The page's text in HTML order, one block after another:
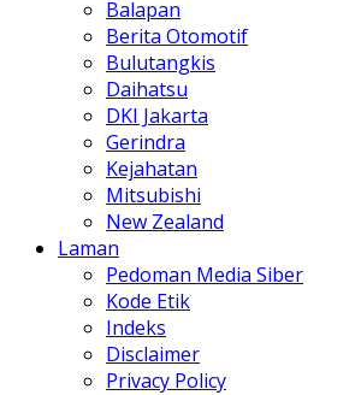
Balapan
Berita Otomotif
Bulutangkis
Daihatsu
DKI Jakarta
Gerindra
Kejahatan
Mitsubishi
New Zealand
Laman
Pedoman Media Siber
Kode Etik
Indeks
Disclaimer
Privacy Policy